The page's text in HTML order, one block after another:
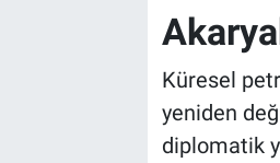
Küresel
yeniden
diplomatik